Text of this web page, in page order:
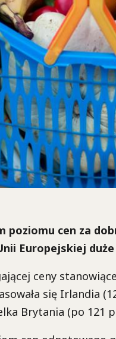
poziomu cen za
Europejskiej
ceny
się Irlandia
Brytania (po 121